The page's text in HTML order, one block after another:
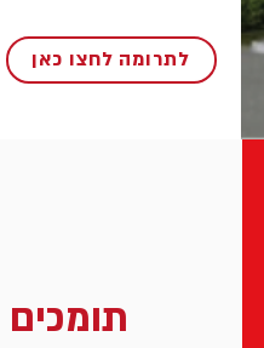
לתרומה לחצו כאן